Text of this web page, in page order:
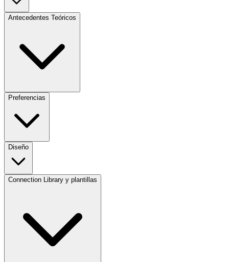
Antecedentes Teóricos
Preferencias
Diseño
Connection Library y plantillas